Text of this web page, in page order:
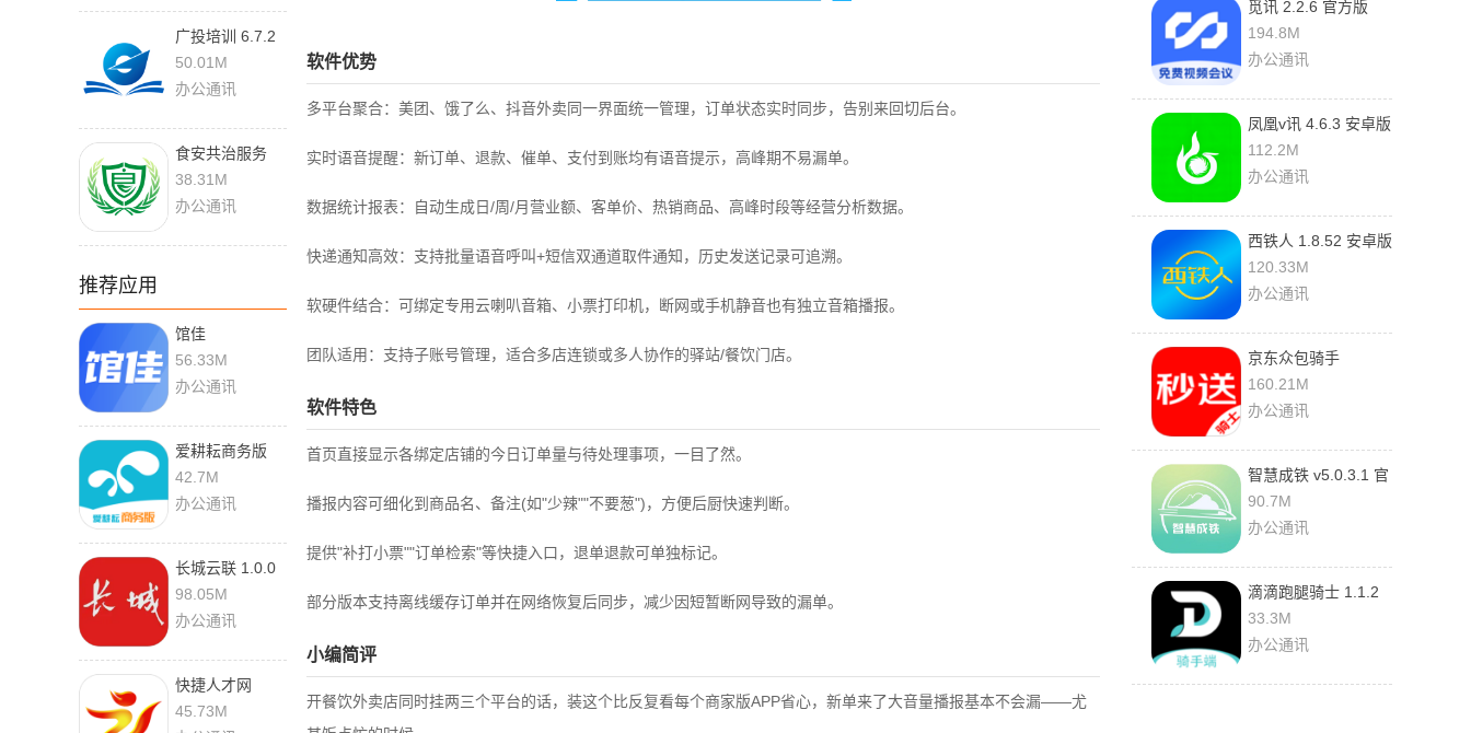
广投培训 6.7.2
官方版
50.01M
办公通讯
食安共治服务
1.4.2 安卓版
38.31M
办公通讯
推荐应用
馆佳
2.2.251126 最
新版
56.33M
办公通讯
爱耕耘商务版
3.9.8 最新版
42.7M
办公通讯
长城云联 1.0.0
手机版
98.05M
办公通讯
快捷人才网
2.3.00083 最新
45.73M
软件优势
多平台聚合：美团、饿了么、抖音外卖同一界面统一管理，订单状态实时同步，告别来回切后台。
实时语音提醒：新订单、退款、催单、支付到账均有语音提示，高峰期不易漏单。
数据统计报表：自动生成日/周/月营业额、客单价、热销商品、高峰时段等经营分析数据。
快递通知高效：支持批量语音呼叫+短信双通道取件通知，历史发送记录可追溯。
软硬件结合：可绑定专用云喇叭音箱、小票打印机，断网或手机静音也有独立音箱播报。
团队适用：支持子账号管理，适合多店连锁或多人协作的驿站/餐饮门店。
软件特色
首页直接显示各绑定店铺的今日订单量与待处理事项，一目了然。
播报内容可细化到商品名、备注(如"少辣""不要葱")，方便后厨快速判断。
提供"补打小票""订单检索"等快捷入口，退单退款可单独标记。
部分版本支持离线缓存订单并在网络恢复后同步，减少因短暂断网导致的漏单。
小编简评
开餐饮外卖店同时挂两三个平台的话，装这个比反复看每个商家版APP省心，新单来了大音量播报基本不会漏——尤
觅讯 2.2.6 官方版
194.8M
办公通讯
凤凰v讯 4.6.3 安卓版
112.2M
办公通讯
西铁人 1.8.52 安卓版
120.33M
办公通讯
京东众包骑手
12.27.0 官方版
160.21M
办公通讯
智慧成铁 v5.0.3.1 官
方版
90.7M
办公通讯
滴滴跑腿骑士 1.1.2
官方版
33.3M
办公通讯